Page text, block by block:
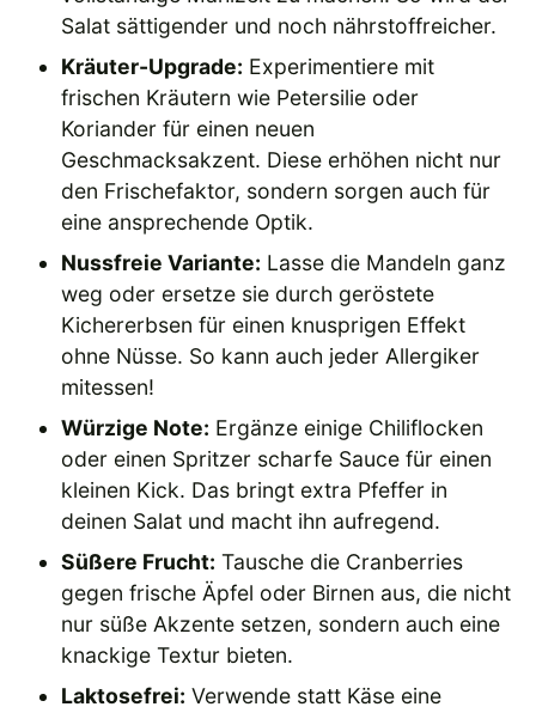
Salat sättigender und noch nährstoffreicher.
Kräuter-Upgrade: Experimentiere mit
frischen Kräutern wie Petersilie oder
Koriander für einen neuen
Geschmacksakzent. Diese erhöhen nicht nur
den Frischefaktor, sondern sorgen auch für
eine ansprechende Optik.
Nussfreie Variante: Lasse die Mandeln ganz
weg oder ersetze sie durch geröstete
Kichererbsen für einen knusprigen Effekt
ohne Nüsse. So kann auch jeder Allergiker
mitessen!
Würzige Note: Ergänze einige Chiliflocken
oder einen Spritzer scharfe Sauce für einen
kleinen Kick. Das bringt extra Pfeffer in
deinen Salat und macht ihn aufregend.
Süßere Frucht: Tausche die Cranberries
gegen frische Äpfel oder Birnen aus, die nicht
nur süße Akzente setzen, sondern auch eine
knackige Textur bieten.
Laktosefrei: Verwende statt Käse eine